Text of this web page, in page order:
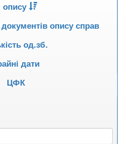
опису справ
од.зб.
дати
ЦФК